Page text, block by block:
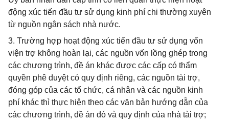
động xúc tiến đầu tư sử dụng kinh phí chi thường xuyên
từ nguồn ngân sách nhà nước.
3. Trường hợp hoạt động xúc tiến đầu tư sử dụng vốn
viện trợ không hoàn lại, các nguồn vốn lồng ghép trong
các chương trình, đề án khác được các cấp có thẩm
quyền phê duyệt có quy định riêng, các nguồn tài trợ,
đóng góp của các tổ chức, cá nhân và các nguồn kinh
phí khác thì thực hiện theo các văn bản hướng dẫn của
các chương trình, đề án đó và quy định của nhà tài trợ;